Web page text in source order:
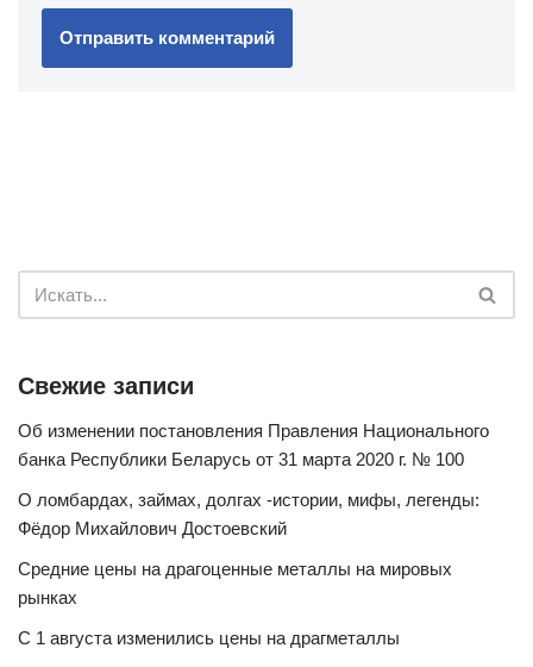
Свежие записи
Об изменении постановления Правления Национального
банка Республики Беларусь от 31 марта 2020 г. № 100
О ломбардах, займах, долгах -истории, мифы, легенды:
Фёдор Михайлович Достоевский
Средние цены на драгоценные металлы на мировых
рынках
С 1 августа изменились цены на драгметаллы